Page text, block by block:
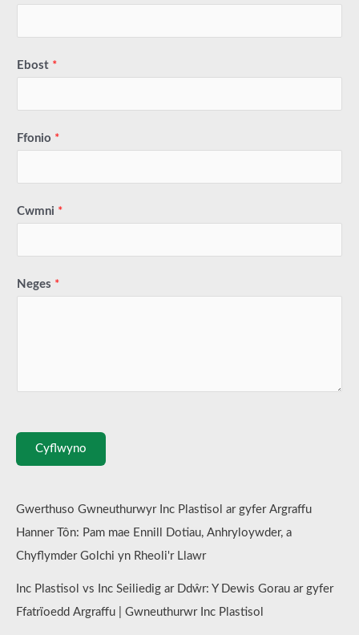
Ebost *
Ffonio *
Cwmni *
Neges *
Cyflwyno
Gwerthuso Gwneuthurwyr Inc Plastisol ar gyfer Argraffu
Hanner Tôn: Pam mae Ennill Dotiau, Anhryloywder, a
Chyflymder Golchi yn Rheoli'r Llawr
Inc Plastisol vs Inc Seiliedig ar Ddŵr: Y Dewis Gorau ar gyfer
Ffatrïoedd Argraffu | Gwneuthurwr Inc Plastisol